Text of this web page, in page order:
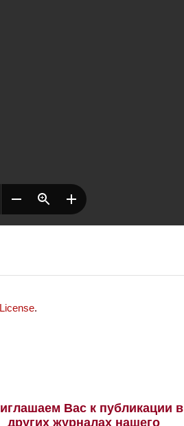
.
Вас к публикации в
других журналах нашего